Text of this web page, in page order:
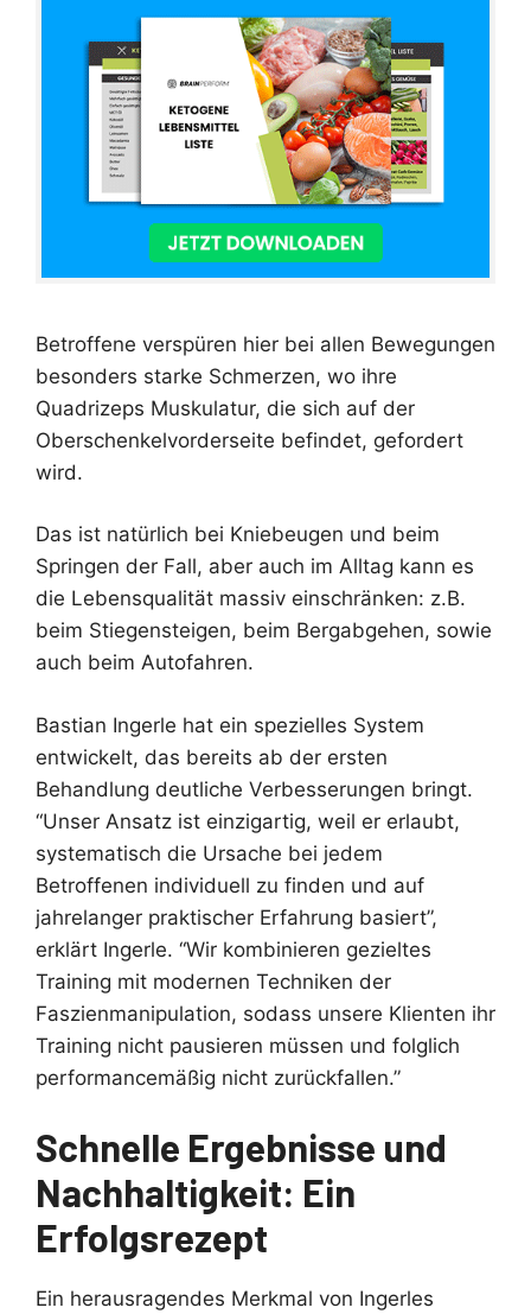
Betroffene verspüren hier bei allen Bewegungen
besonders starke Schmerzen, wo ihre
Quadrizeps Muskulatur, die sich auf der
Oberschenkelvorderseite befindet, gefordert
wird.
Das ist natürlich bei Kniebeugen und beim
Springen der Fall, aber auch im Alltag kann es
die Lebensqualität massiv einschränken: z.B.
beim Stiegensteigen, beim Bergabgehen, sowie
auch beim Autofahren.
Bastian Ingerle hat ein spezielles System
entwickelt, das bereits ab der ersten
Behandlung deutliche Verbesserungen bringt.
“Unser Ansatz ist einzigartig, weil er erlaubt,
systematisch die Ursache bei jedem
Betroffenen individuell zu finden und auf
jahrelanger praktischer Erfahrung basiert”,
erklärt Ingerle. “Wir kombinieren gezieltes
Training mit modernen Techniken der
Faszienmanipulation, sodass unsere Klienten ihr
Training nicht pausieren müssen und folglich
performancemäßig nicht zurückfallen.”
Schnelle Ergebnisse und
Nachhaltigkeit: Ein
Erfolgsrezept
Ein herausragendes Merkmal von Ingerles